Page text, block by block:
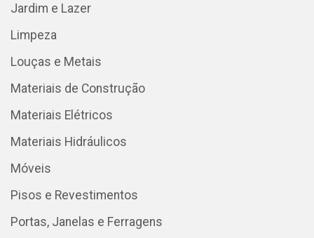
Jardim e Lazer
Limpeza
Louças e Metais
Materiais de Construção
Materiais Elétricos
Materiais Hidráulicos
Móveis
Pisos e Revestimentos
Portas, Janelas e Ferragens